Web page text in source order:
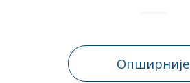
Опширније